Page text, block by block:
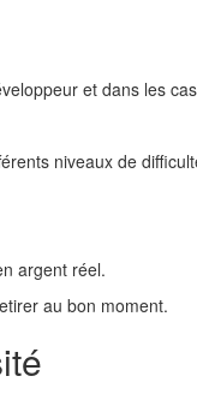
et dans les
niveaux de
argent réel.
au bon moment.